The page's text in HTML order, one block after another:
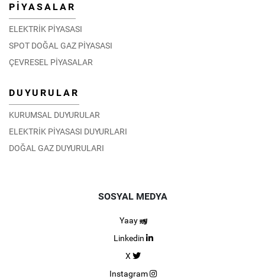
PİYASALAR
ELEKTRİK PİYASASI
SPOT DOĞAL GAZ PİYASASI
ÇEVRESEL PİYASALAR
DUYURULAR
KURUMSAL DUYURULAR
ELEKTRİK PİYASASI DUYURLARI
DOĞAL GAZ DUYURULARI
SOSYAL MEDYA
Yaay
Linkedin
X
Instagram